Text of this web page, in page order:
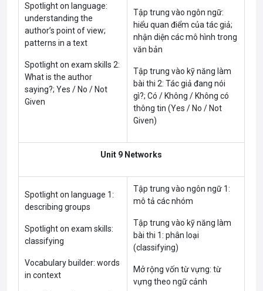
Spotlight on language:
understanding the
author’s point of view;
patterns in a text
Spotlight on exam skills 2:
What is the author
saying?; Yes / No / Not
Given
Tập trung vào ngôn ngữ:
hiểu quan điểm của tác giả;
nhận diện các mô hình trong
văn bản
Tập trung vào kỹ năng làm
bài thi 2: Tác giả đang nói
gì?; Có / Không / Không có
thông tin (Yes / No / Not
Given)
Unit 9 Networks
Spotlight on language 1:
describing groups
Spotlight on exam skills:
classifying
Vocabulary builder: words
in context
Tập trung vào ngôn ngữ 1:
mô tả các nhóm
Tập trung vào kỹ năng làm
bài thi 1: phân loại
(classifying)
Mở rộng vốn từ vựng: từ
vựng theo ngữ cảnh